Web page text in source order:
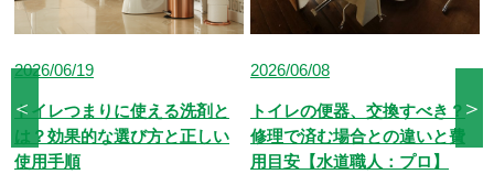
2026/06/08
トイレの便器、交換すべき？
修理で済む場合との違いと費
用目安【水道職人：プロ】
2026/07/09
トイレの便器にひびが入る原
因は？水漏れ時の対処法と交
換費用の目安【水道職人：プ
＜ ＞